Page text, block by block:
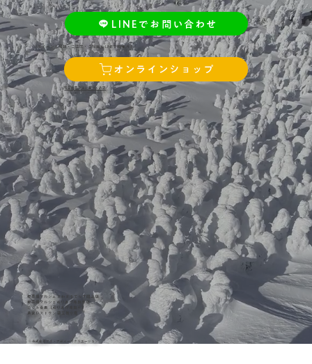
LINEでお問い合わせ
\🎁イベント情報・ご注文・ご相談も LINEで即解決！/
特定商取引法に基づく表記
野菜畑マルシェ かわまちてらす閖上店
野菜畑マルシェゆりあげ港朝市店
たくみ青果（ゆりあげ港朝市）
農家レストラン 蔵王樹氷庵
© 株式会社アイ・アディールクリエーション